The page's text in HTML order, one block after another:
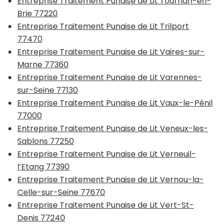
Brie 77220
Entreprise Traitement Punaise de Lit Trilport
77470
Entreprise Traitement Punaise de Lit Vaires-sur-
Marne 77360
Entreprise Traitement Punaise de Lit Varennes-
sur-Seine 77130
Entreprise Traitement Punaise de Lit Vaux-le-Pénil
77000
Entreprise Traitement Punaise de Lit Veneux-les-
Sablons 77250
Entreprise Traitement Punaise de Lit Verneuil-
l’Etang 77390
Entreprise Traitement Punaise de Lit Vernou-la-
Celle-sur-Seine 77670
Entreprise Traitement Punaise de Lit Vert-St-
Denis 77240